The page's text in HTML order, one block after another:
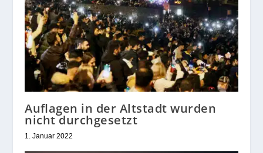
Auflagen in der Altstadt wurden
nicht durchgesetzt
1. Januar 2022